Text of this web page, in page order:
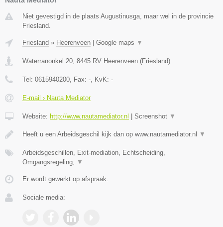
Niet gevestigd in de plaats Augustinusga, maar wel in de provincie
Friesland.
Friesland » Heerenveen Google maps ▼
Waterranonkel 20 8445 RV Heerenveen (Friesland)
Tel: 0615940200 , Fax: - , KvK: -
E-mail › Nauta Mediator
Website: http://www.nautamediator.nl Screenshot ▼
Heeft u een Arbeidsgeschil kijk dan op www.nautamediator.nl ▼
Arbeidsgeschillen, Exit-mediation, Echtscheiding,
Omgangsregeling,
▼
Er wordt gewerkt op afspraak.
Sociale media: